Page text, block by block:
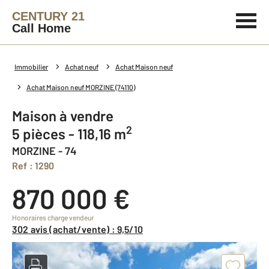
CENTURY 21
Call Home
Immobilier Achat neuf Achat Maison neuf
Achat Maison neuf MORZINE (74110)
Maison à vendre
5 pièces - 118,16 m2
MORZINE - 74
Ref : 1290
870 000 €
Honoraires charge vendeur
302 avis (achat/vente) : 9,5/10